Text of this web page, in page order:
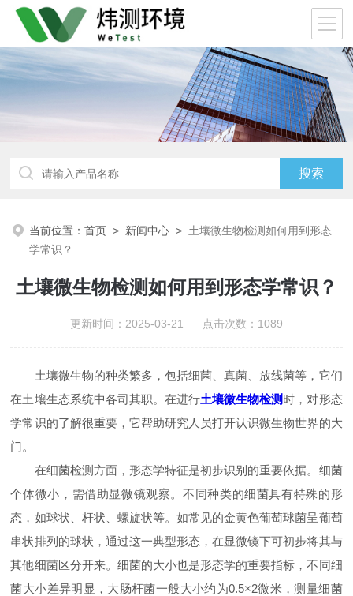
当前位置：首页 > 新闻中心 > 土壤微生物检测如何用到形态
学常识？
土壤微生物检测如何用到形态学常识？
更新时间：2025-03-21 点击次数：1089
土壤微生物的种类繁多，包括细菌、真菌、放线菌等，它们
在土壤生态系统中各司其职。在进行土壤微生物检测 时，对形态
学常识的了解很重要，它帮助研究人员打开认识微生物世界的大
门。
在细菌检测方面，形态学特征是初步识别的重要依据。细菌
个体微小，需借助显微镜观察。不同种类的细菌具有特殊的形
态，如球状、杆状、螺旋状等。如常见的金黄色葡萄球菌呈葡萄
串状排列的球状，通过这一典型形态，在显微镜下可初步将其与
其他细菌区分开来。细菌的大小也是形态学的重要指标，不同细
菌大小差异明显，大肠杆菌一般大小约为0.5×2微米，测量细菌